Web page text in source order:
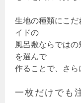
生地の種類にこ
イドの
風呂敷ならでは
を選んで
作ることで、さら
一枚だけでも